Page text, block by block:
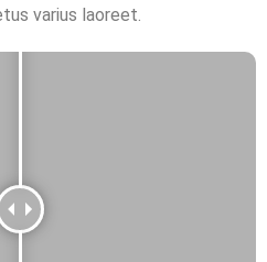
varius laoreet.